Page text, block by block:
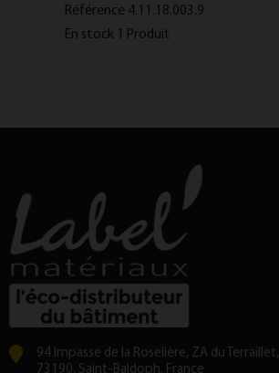
Référence 4.11.18.003.9
En stock 1 Produit
94 Impasse de la Roselière, ZA du Terraillet,
73190, Saint-Baldoph, France